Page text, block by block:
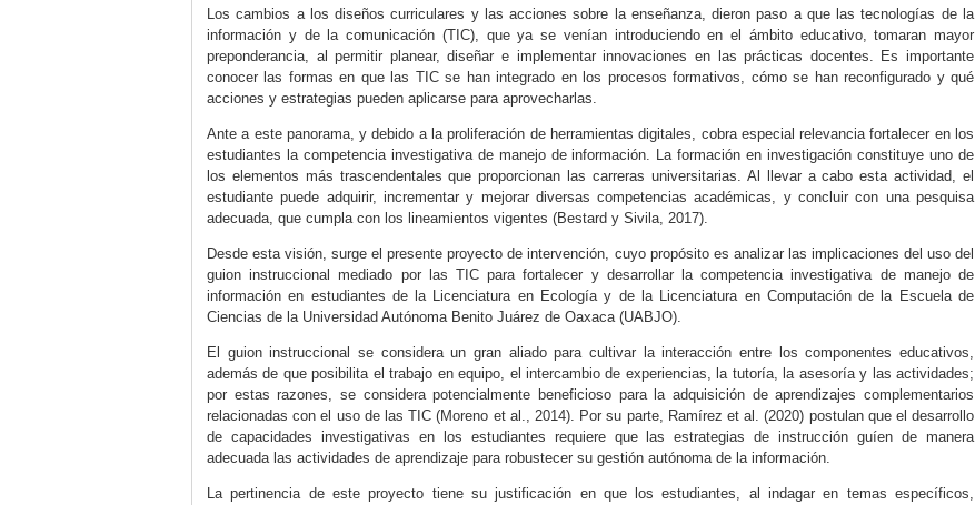
Los cambios a los diseños curriculares y las acciones sobre la enseñanza, dieron paso a que las tecnologías de la
información y de la comunicación (TIC), que ya se venían introduciendo en el ámbito educativo, tomaran mayor
preponderancia, al permitir planear, diseñar e implementar innovaciones en las prácticas docentes. Es importante
conocer las formas en que las TIC se han integrado en los procesos formativos, cómo se han reconfigurado y qué
acciones y estrategias pueden aplicarse para aprovecharlas.
Ante a este panorama, y debido a la proliferación de herramientas digitales, cobra especial relevancia fortalecer en los
estudiantes la competencia investigativa de manejo de información. La formación en investigación constituye uno de
los elementos más trascendentales que proporcionan las carreras universitarias. Al llevar a cabo esta actividad, el
estudiante puede adquirir, incrementar y mejorar diversas competencias académicas, y concluir con una pesquisa
adecuada, que cumpla con los lineamientos vigentes (Bestard y Sivila, 2017).
Desde esta visión, surge el presente proyecto de intervención, cuyo propósito es analizar las implicaciones del uso del
guion instruccional mediado por las TIC para fortalecer y desarrollar la competencia investigativa de manejo de
información en estudiantes de la Licenciatura en Ecología y de la Licenciatura en Computación de la Escuela de
Ciencias de la Universidad Autónoma Benito Juárez de Oaxaca (UABJO).
El guion instruccional se considera un gran aliado para cultivar la interacción entre los componentes educativos,
además de que posibilita el trabajo en equipo, el intercambio de experiencias, la tutoría, la asesoría y las actividades;
por estas razones, se considera potencialmente beneficioso para la adquisición de aprendizajes complementarios
relacionadas con el uso de las TIC (Moreno et al ., 2014). Por su parte, Ramírez et al . (2020) postulan que el desarrollo
de capacidades investigativas en los estudiantes requiere que las estrategias de instrucción guíen de manera
adecuada las actividades de aprendizaje para robustecer su gestión autónoma de la información.
La pertinencia de este proyecto tiene su justificación en que los estudiantes, al indagar en temas específicos,